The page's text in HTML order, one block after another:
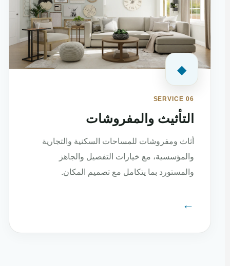
◆
SERVICE 06
التأثيث والمفروشات
أثاث ومفروشات للمساحات السكنية والتجارية
والمؤسسية، مع خيارات التفصيل والجاهز
والمستورد بما يتكامل مع تصميم المكان.
←